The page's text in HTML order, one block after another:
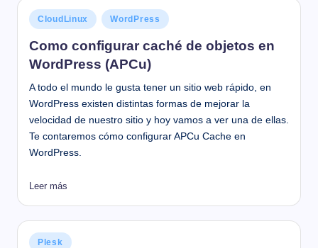
Publicado
en
CloudLinux WordPress
Como configurar caché de objetos en
WordPress (APCu)
A todo el mundo le gusta tener un sitio web rápido, en
WordPress existen distintas formas de mejorar la
velocidad de nuestro sitio y hoy vamos a ver una de ellas.
Te contaremos cómo configurar APCu Cache en
WordPress.
Leer más
Publicado
Plesk